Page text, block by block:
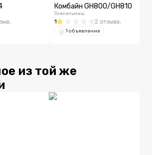
;
Комбайн GH800/GH810
Гомсельмаш
1 2 отзыва;
1 объявление
из той же